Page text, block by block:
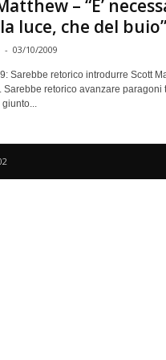
– “E’
luce, che del buio”
- 03/10/2009
Sarebbe retorico introdurre Scott
Sarebbe retorico avanzare paragoni